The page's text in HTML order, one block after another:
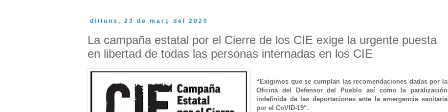
dilluns, 23 de març del 2020
La campaña estatal por el Cierre de los CIE exige la urgente puesta
en libertad de todas las personas internadas en los CIE
“Exigimos que se cumplan las recomendaciones dadas por la
Oficina del Defensor del Pueblo así como la paralización
indefinida de las deportaciones ante la emergencia sanitaria
por el CoVID-19“.